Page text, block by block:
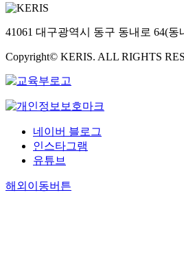
41061 대구광역시 동구 동내로 64(동
Copyright© KERIS. ALL RIGHTS
네이버 블로그
인스타그램
유튜브
해외이동버튼